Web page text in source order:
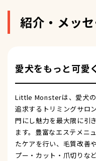
紹介・メッ
愛犬をもっと可愛
Little Monsterは、愛犬
追求するトリミングサロ
門にし魅力を最大限に引
ます。豊富なエステメニ
たケアを行い、毛質改善
プー・カット・爪切りな